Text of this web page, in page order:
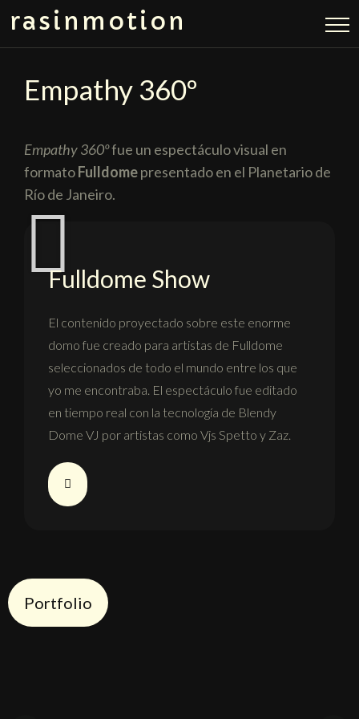
rasinmotion
Empathy 360º
Empathy 360ºfue un espectáculo visual en
formatoFulldomepresentado en el Planetario de
Río de Janeiro.
Fulldome Show
El contenido proyectado sobre este enorme
domo fue creado para artistas de Fulldome
seleccionados de todo el mundo entre los que
yo me encontraba. El espectáculo fue editado
en tiempo real con la tecnología de Blendy
Dome VJ por artistas como Vjs Spetto y Zaz.
Portfolio